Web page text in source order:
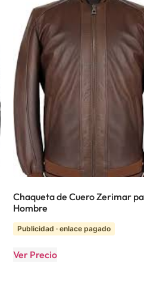
Chaqueta de Cuero Zerimar
Hombre
Publicidad · enlace pagado
Ver Precio